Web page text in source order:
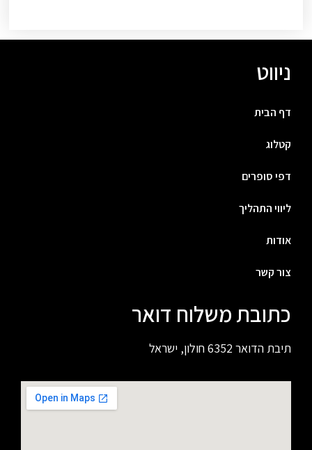
ניווט
דף הבית
קטלוג
דפי סופרים
ליווי התהליך
אודות
צור קשר
כתובת משלוח דואר
תיבת הדואר 6352 חולון, ישראל